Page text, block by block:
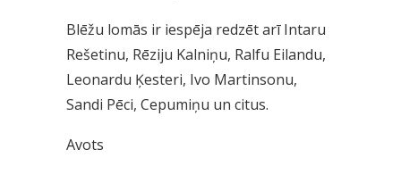
Blēžu lomās ir iespēja redzēt arī Intaru
Rešetinu, Rēziju Kalniņu, Ralfu Eilandu,
Leonardu Ķesteri, Ivo Martinsonu,
Sandi Pēci, Cepumiņu un citus.
Avots